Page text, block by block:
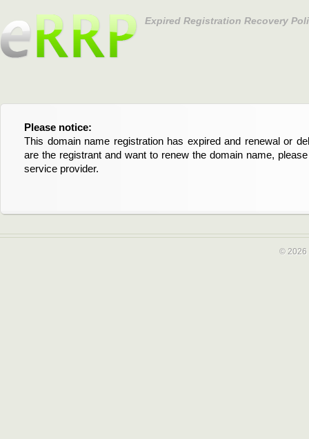
Expired Registration Recovery
Please notice:
This domain name registration has expired and renewal or
are the registrant and want to renew the domain name,
service provider.
Bitte beachten Sie:
Diese Domainregistrierung ist abgelaufen und die
Domain stehen an. Wenn Sie der Registrant sind und
verlängern möchten, kontaktieren Sie bitte Ihren Service-
© 2026